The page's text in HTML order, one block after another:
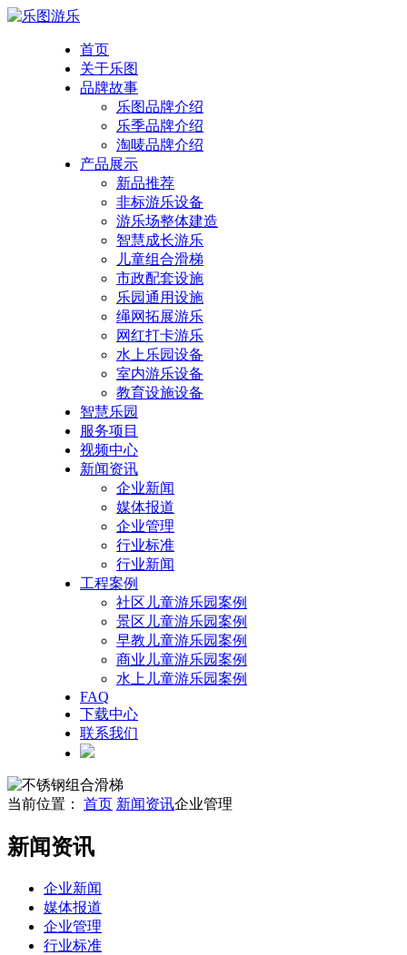
首页
关于乐图
品牌故事
乐图品牌介绍
乐季品牌介绍
淘唛品牌介绍
产品展示
新品推荐
非标游乐设备
游乐场整体建造
智慧成长游乐
儿童组合滑梯
市政配套设施
乐园通用设施
绳网拓展游乐
网红打卡游乐
水上乐园设备
室内游乐设备
教育设施设备
智慧乐园
服务项目
视频中心
新闻资讯
企业新闻
媒体报道
企业管理
行业标准
行业新闻
工程案例
社区儿童游乐园案例
景区儿童游乐园案例
早教儿童游乐园案例
商业儿童游乐园案例
水上儿童游乐园案例
FAQ
下载中心
联系我们
当前位置： 首页 新闻资讯企业管理
新闻资讯
企业新闻
媒体报道
企业管理
行业标准